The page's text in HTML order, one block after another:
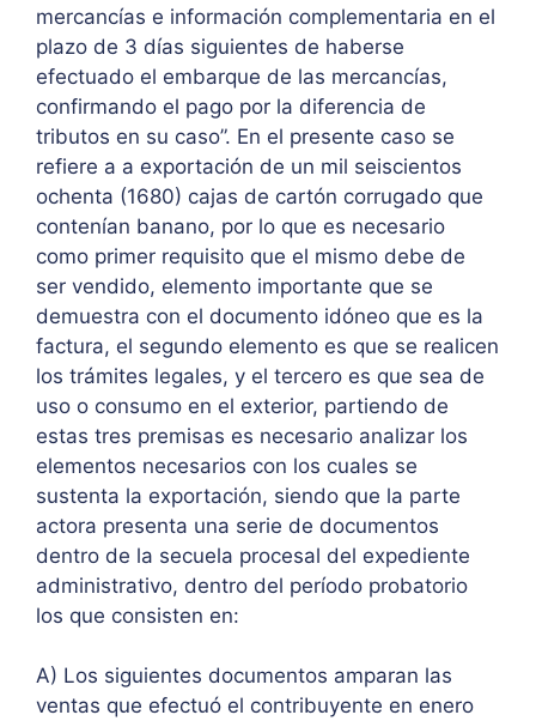
mercancías e información complementaria en el
plazo de 3 días siguientes de haberse
efectuado el embarque de las mercancías,
confirmando el pago por la diferencia de
tributos en su caso”. En el presente caso se
refiere a a exportación de un mil seiscientos
ochenta (1680) cajas de cartón corrugado que
contenían banano, por lo que es necesario
como primer requisito que el mismo debe de
ser vendido, elemento importante que se
demuestra con el documento idóneo que es la
factura, el segundo elemento es que se realicen
los trámites legales, y el tercero es que sea de
uso o consumo en el exterior, partiendo de
estas tres premisas es necesario analizar los
elementos necesarios con los cuales se
sustenta la exportación, siendo que la parte
actora presenta una serie de documentos
dentro de la secuela procesal del expediente
administrativo, dentro del período probatorio
los que consisten en:
A) Los siguientes documentos amparan las
ventas que efectuó el contribuyente en enero